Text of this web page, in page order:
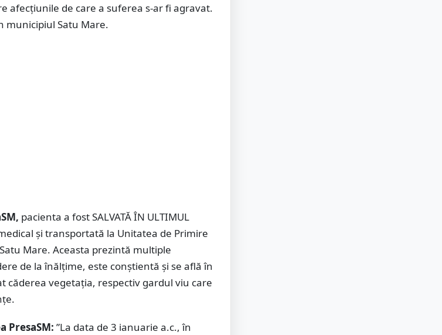
afecțiunile de care a suferea s-ar fi agravat.
municipiul Satu Mare.
pacienta a fost SALVATĂ ÎN ULTIMUL
și transportată la Unitatea de Primire
Mare. Aceasta prezintă multiple
de la înălțime, este conștientă și se află în
căderea vegetația, respectiv gardul viu care
PresaSM: ”La data de 3 ianuarie a.c., în